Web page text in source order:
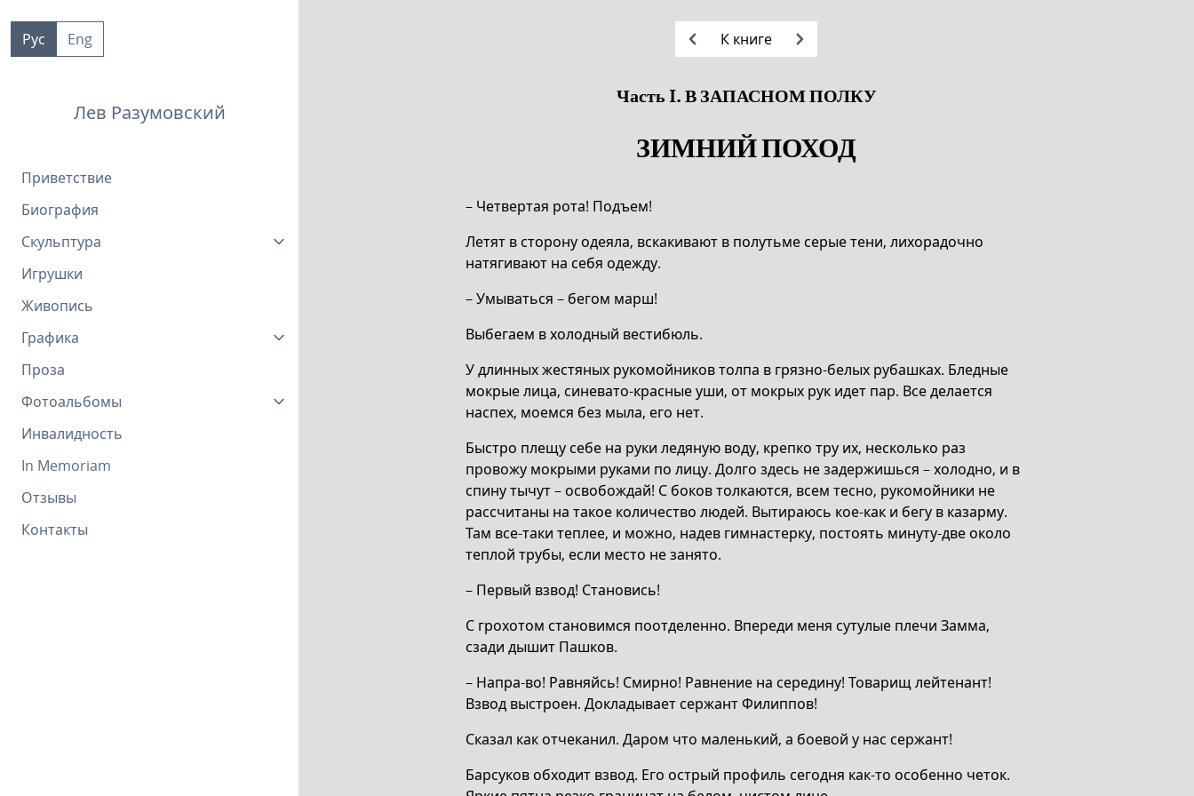
контенту
Рус Eng
Лев Разумовский
Приветствие
Биография
Скульптура
Игрушки
Живопись
Графика
Проза
Фотоальбомы
Инвалидность
In Memoriam
Отзывы
Контакты
К книге
Часть I. В ЗАПАСНОМ ПОЛКУ
ЗИМНИЙ ПОХОД
– Четвертая рота! Подъем!
Летят в сторону одеяла, вскакивают в полутьме серые тени, лихорадочно
натягивают на себя одежду.
– Умываться – бегом марш!
Выбегаем в холодный вестибюль.
У длинных жестяных рукомойников толпа в грязно-белых рубашках. Бледные
мокрые лица, синевато-красные уши, от мокрых рук идет пар. Все делается
наспех, моемся без мыла, его нет.
Быстро плещу себе на руки ледяную воду, крепко тру их, несколько раз
провожу мокрыми руками по лицу. Долго здесь не задержишься – холодно, и в
спину тычут – освобождай! С боков толкаются, всем тесно, рукомойники не
рассчитаны на такое количество людей. Вытираюсь кое-как и бегу в казарму.
Там все-таки теплее, и можно, надев гимнастерку, постоять минуту-две около
теплой трубы, если место не занято.
– Первый взвод! Становись!
С грохотом становимся поотделенно. Впереди меня сутулые плечи Замма,
сзади дышит Пашков.
– Напра-во! Равняйсь! Смирно! Равнение на середину! Товарищ лейтенант!
Взвод выстроен. Докладывает сержант Филиппов!
Сказал как отчеканил. Даром что маленький, а боевой у нас сержант!
Барсуков обходит взвод. Его острый профиль сегодня как-то особенно четок.